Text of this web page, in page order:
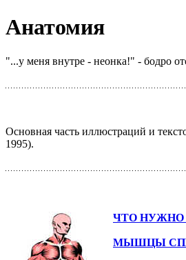
Анатомия
"...у меня внутре - неонка!" - бодро
Основная часть иллюстраций и
1995).
ЧТО НУЖНО
МЫШЦЫ